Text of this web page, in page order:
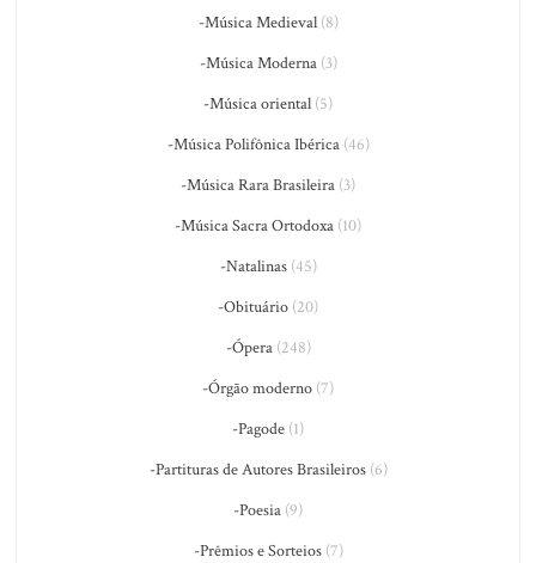
-Música Medieval(8)
-Música Moderna(3)
-Música oriental (5)
-Música Polifônica Ibérica(46)
-Música Rara Brasileira (3)
-Música Sacra Ortodoxa (10)
-Natalinas(45)
-Obituário (20)
-Ópera(248)
-Órgão moderno (7)
-Pagode (1)
-Partituras de Autores Brasileiros(6)
-Poesia (9)
-Prêmios e Sorteios(7)